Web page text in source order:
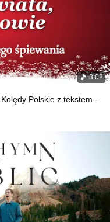
3:02
Polskie z tekstem -